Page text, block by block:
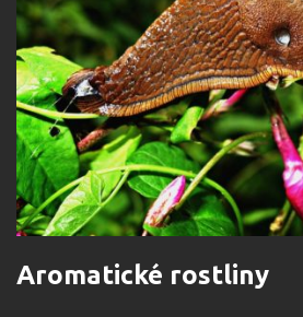
Aromatické rostliny